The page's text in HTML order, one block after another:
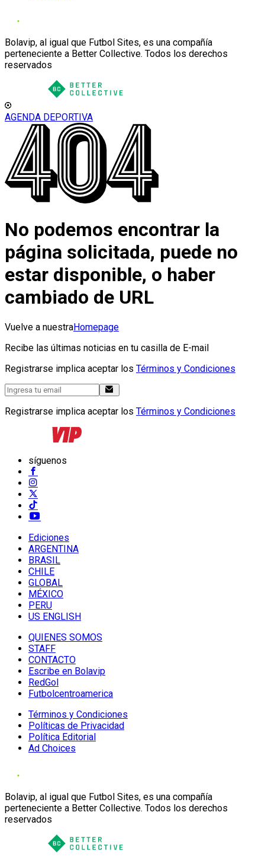
Bolavip, al igual que Futbol Sites, es una compañía
perteneciente a Better Collective. Todos los derechos
reservados
AGENDA DEPORTIVA
No podemos encontrar la
página solicitada, puede no
estar disponible, o haber
cambiado de URL
Vuelve a nuestraHomepage
Recibe las últimas noticias en tu casilla de E-mail
Registrarse implica aceptar los Términos y Condiciones
Registrarse implica aceptar los Términos y Condiciones
síguenos
Ediciones
ARGENTINA
BRASIL
CHILE
GLOBAL
MÉXICO
PERU
US ENGLISH
QUIENES SOMOS
STAFF
CONTACTO
Escribe en Bolavip
RedGol
Futbolcentroamerica
Términos y Condiciones
Políticas de Privacidad
Política Editorial
Ad Choices
Bolavip, al igual que Futbol Sites, es una compañía
perteneciente a Better Collective. Todos los derechos
reservados